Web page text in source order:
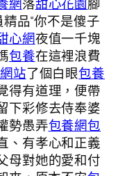
精品“你不是傻子
心網夜值一千塊
包養在這裡浪費
站了個白眼包養
得有道理，便帶
下彩修去侍奉婆
勢愚弄包養網包
、有孝心和正義
母對她的愛和付